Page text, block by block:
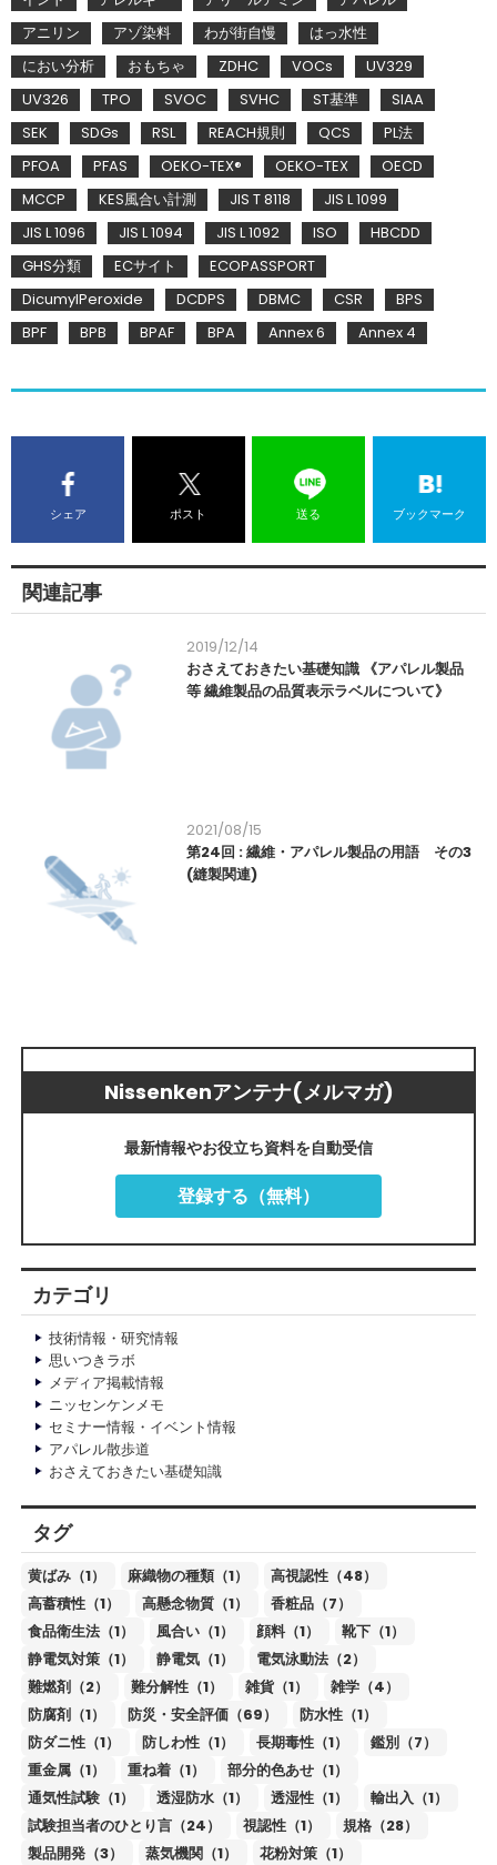
アニリン
アゾ染料 わが街自慢
はっ水性
におい分析
おもちゃ ZDHC VOCs
UV329
UV326
TPO SVOC SVHC ST基準
SIAA
SEK
SDGs RSL REACH規則 QCS
PL法
PFOA
PFAS OEKO-TEX® OEKO-TEX
OECD
MCCP
KES風合い計測 JIS T 8118
JIS L 1099
JIS L 1096
JIS L 1094 JIS L 1092 ISO
HBCDD
GHS分類
ECサイト
ECOPASSPORT
DicumylPeroxide
DCDPS DBMC CSR
BPS
BPF
BPB BPAF BPA Annex 6 Annex 4
シェア ポスト 送る ブックマーク
関連記事
2019/12/14
おさえておきたい基礎知識 《アパレル製品
等 繊維製品の品質表示ラベルについて》
2021/08/15
第24回 : 繊維・アパレル製品の用語 その3
(縫製関連)
Nissenkenアンテナ(メルマガ)
最新情報やお役立ち資料を自動受信
登録する（無料）
カテゴリ
技術情報・研究情報
思いつきラボ
メディア掲載情報
ニッセンケンメモ
セミナー情報・イベント情報
アパレル散歩道
おさえておきたい基礎知識
タグ
黄ばみ（1） 麻織物の種類（1）
高視認性（48）
高蓄積性（1）
高懸念物質（1）
香粧品（7）
食品衛生法（1）
風合い（1） 顔料（1）
靴下（1）
静電気対策（1）
静電気（1）
電気泳動法（2）
難燃剤（2）
難分解性（1） 雑貨（1）
雑学（4）
防腐剤（1）
防災・安全評価（69）
防水性（1）
防ダニ性（1）
防しわ性（1） 長期毒性（1）
鑑別（7）
重金属（1）
重ね着（1）
部分的色あせ（1）
通気性試験（1）
透湿防水（1） 透湿性（1）
輸出入（1）
試験担当者のひとり言（24）
視認性（1）
規格（28）
製品開発（3）
蒸気機関（1）
花粉対策（1）